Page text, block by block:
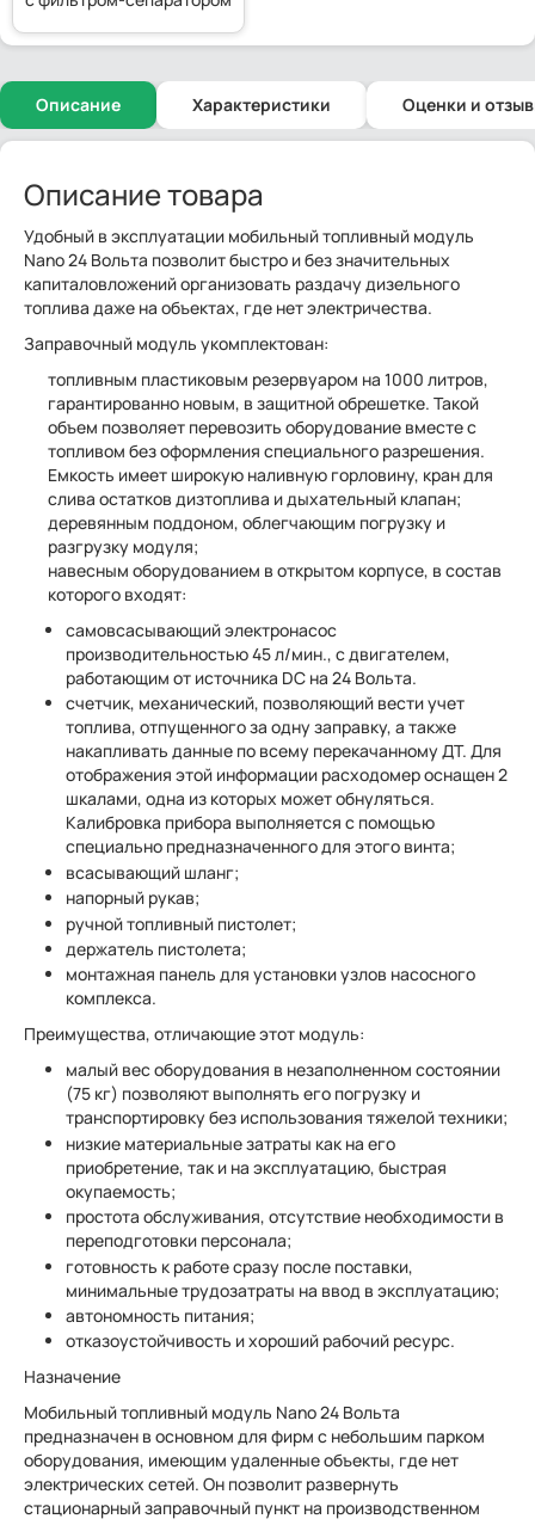
Описание Характеристики Оценки и
Описание товара
Удобный в эксплуатации мобильный топливный модуль
Nano 24 Вольта позволит быстро и без значительных
капиталовложений организовать раздачу дизельного
топлива даже на объектах, где нет электричества.
Заправочный модуль укомплектован:
топливным пластиковым резервуаром на 1000 литров,
гарантированно новым, в защитной обрешетке. Такой
объем позволяет перевозить оборудование вместе с
топливом без оформления специального разрешения.
Емкость имеет широкую наливную горловину, кран для
слива остатков дизтоплива и дыхательный клапан;
деревянным поддоном, облегчающим погрузку и
разгрузку модуля;
навесным оборудованием в открытом корпусе, в состав
которого входят:
самовсасывающий электронасос
производительностью 45 л/мин., с двигателем,
работающим от источника DC на 24 Вольта.
счетчик, механический, позволяющий вести учет
топлива, отпущенного за одну заправку, а также
накапливать данные по всему перекачанному ДТ. Для
отображения этой информации расходомер оснащен 2
шкалами, одна из которых может обнуляться.
Калибровка прибора выполняется с помощью
специально предназначенного для этого винта;
всасывающий шланг;
напорный рукав;
ручной топливный пистолет;
держатель пистолета;
монтажная панель для установки узлов насосного
комплекса.
Преимущества, отличающие этот модуль:
малый вес оборудования в незаполненном состоянии
(75 кг) позволяют выполнять его погрузку и
транспортировку без использования тяжелой техники;
низкие материальные затраты как на его
приобретение, так и на эксплуатацию, быстрая
окупаемость;
простота обслуживания, отсутствие необходимости в
переподготовки персонала;
готовность к работе сразу после поставки,
минимальные трудозатраты на ввод в эксплуатацию;
автономность питания;
отказоустойчивость и хороший рабочий ресурс.
Назначение
Мобильный топливный модуль Nano 24 Вольта
предназначен в основном для фирм с небольшим парком
оборудования, имеющим удаленные объекты, где нет
электрических сетей. Он позволит развернуть
стационарный заправочный пункт на производственном